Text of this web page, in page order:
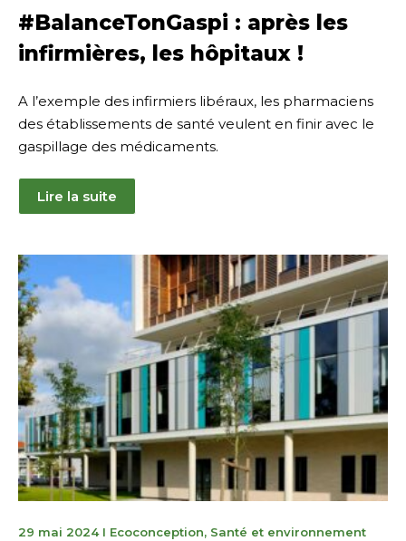
2025
#BalanceTonGaspi : après les
infirmières, les hôpitaux !
A l’exemple des infirmiers libéraux, les pharmaciens
des établissements de santé veulent en finir avec le
gaspillage des médicaments.
Lire la suite
29 mai 202430
I Ecoconception, Santé et environnement